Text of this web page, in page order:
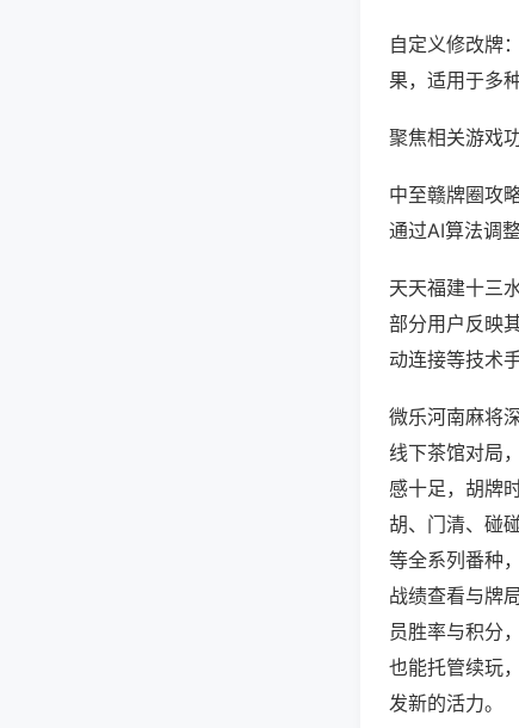
自定义修改牌
果，适用于多
聚焦相关游戏
中至赣牌圈攻
通过AI算法调
天天福建十三
部分用户反映
动连接等技术
微乐河南麻将
线下茶馆对局
感十足，胡牌
胡、门清、碰
等全系列番种
战绩查看与牌
员胜率与积分
也能托管续玩
发新的活力。